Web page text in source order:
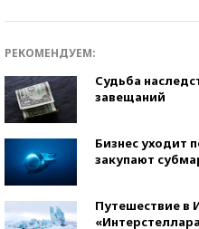
РЕКОМЕНДУЕМ:
Судьба
завещаний
Бизнес уходит
закупают
Путешествие в